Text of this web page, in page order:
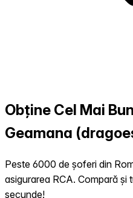
Obține Cel Mai
Geamana
Peste 6000 de șoferi din
asigurarea RCA. Compară și
secunde!